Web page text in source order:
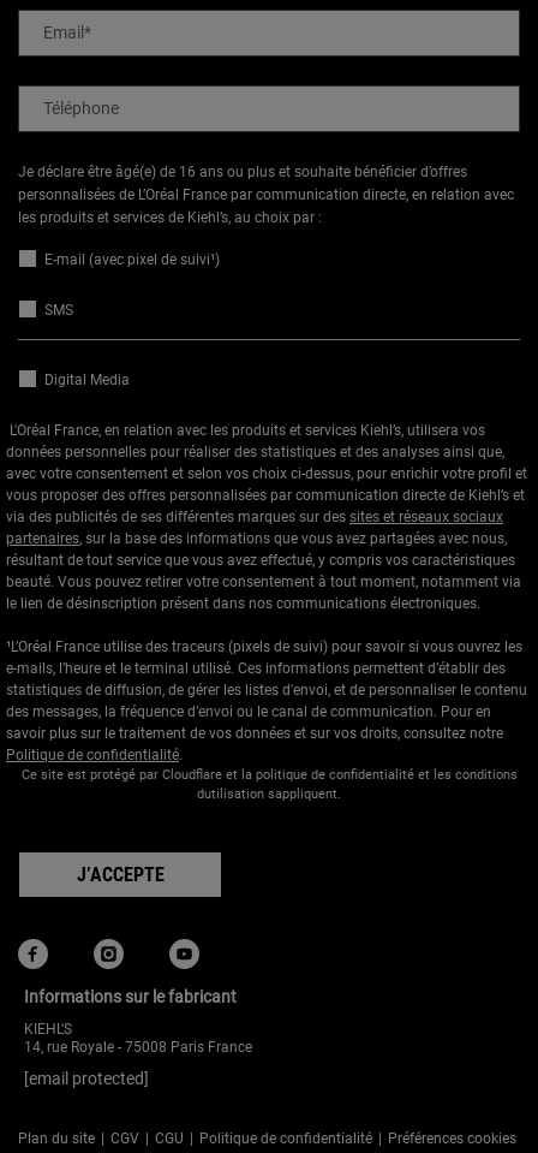
Email*
Téléphone
Je déclare être âgé(e) de 16 ans ou plus et souhaite bénéficier d’offres
personnalisées de L’Oréal France par communication directe, en relation avec
les produits et services de Kiehl’s, au choix par :
E-mail (avec pixel de suivi¹)
SMS
Digital Media
L'Oréal France, en relation avec les produits et services Kiehl’s, utilisera vos
données personnelles pour réaliser des statistiques et des analyses ainsi que,
avec votre consentement et selon vos choix ci-dessus, pour enrichir votre profil et
vous proposer des offres personnalisées par communication directe de Kiehl’s et
via des publicités de ses différentes marques sur des sites et réseaux sociaux
partenaires, sur la base des informations que vous avez partagées avec nous,
résultant de tout service que vous avez effectué, y compris vos caractéristiques
beauté. Vous pouvez retirer votre consentement à tout moment, notamment via
le lien de désinscription présent dans nos communications électroniques.
¹L’Oréal France utilise des traceurs (pixels de suivi) pour savoir si vous ouvrez les
e-mails, l’heure et le terminal utilisé. Ces informations permettent d’établir des
statistiques de diffusion, de gérer les listes d'envoi, et de personnaliser le contenu
des messages, la fréquence d’envoi ou le canal de communication. Pour en
savoir plus sur le traitement de vos données et sur vos droits, consultez notre
Politique de confidentialité.
Ce site est protégé par Cloudflare et la politique de confidentialité et les conditions
dutilisation sappliquent.
J’ACCEPTE
Informations sur le fabricant
KIEHL'S
14, rue Royale - 75008 Paris France
[email protected]
Plan du site CGV CGU Politique de confidentialité Préférences cookies